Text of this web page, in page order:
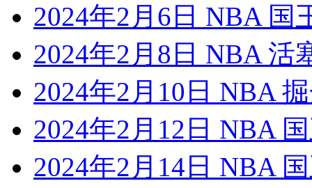
2024年2月6日 NBA 国
2024年2月8日 NBA 活
2024年2月10日 NBA
2024年2月12日 NBA
2024年2月14日 NBA